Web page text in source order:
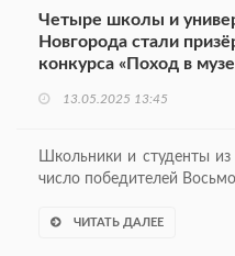
Четыре школы и
Новгорода стали
конкурса «Поход в
13.05.2025 13:45
Школьники и студенты
число победителей
ЧИТАТЬ ДАЛЕЕ